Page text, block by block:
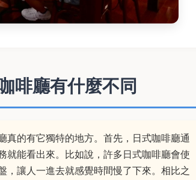
啡廳有什麼不同
真的有它獨特的地方。首先，日式咖啡廳通
就能看出來。比如說，許多日式咖啡廳會使
，讓人一進去就感覺時間慢了下來。相比之